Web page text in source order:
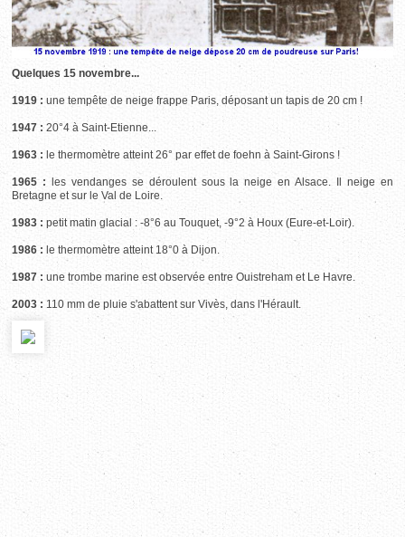
Quelques 15 novembre...
1919 : une tempête de neige frappe Paris, déposant un tapis de 20 cm !
1947 : 20°4 à Saint-Etienne...
1963 : le thermomètre atteint 26° par effet de foehn à Saint-Girons !
1965 : les vendanges se déroulent sous la neige en Alsace. Il neige en
Bretagne et sur le Val de Loire.
1983 : petit matin glacial : -8°6 au Touquet, -9°2 à Houx (Eure-et-Loir).
1986 : le thermomètre atteint 18°0 à Dijon.
1987 : une trombe marine est observée entre Ouistreham et Le Havre.
2003 : 110 mm de pluie s'abattent sur Vivès, dans l'Hérault.